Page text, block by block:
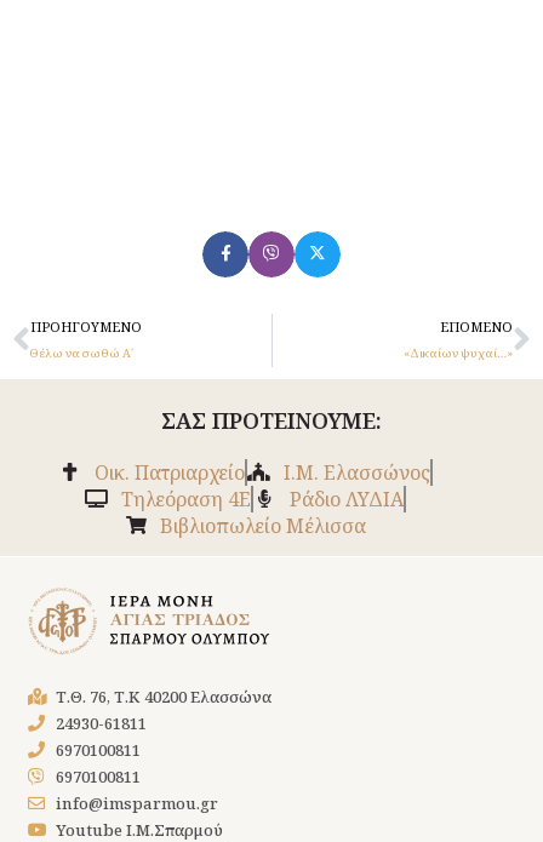
Prev
ΠΡΟΗΓΟΎΜΕΝΟ
Θέλω να σωθώ Α΄
ΕΠΌΜΕΝΟ
«Δικαίων ψυχαί…»
ΣΑΣ ΠΡΟΤΕΙΝΟΥΜΕ:
Οικ. Πατριαρχείο
Ι.Μ. Ελασσώνος
Tηλεόραση 4Ε
Ράδιο ΛΥΔΙΑ
Βιβλιοπωλείο Μέλισσα
Τ.Θ. 76, Τ.Κ 40200 Ελασσώνα
24930-61811
6970100811
6970100811
info@imsparmou.gr
Youtube Ι.Μ.Σπαρμού